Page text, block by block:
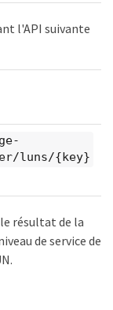
l'API suivante
luns/{key}
résultat de la
de service de